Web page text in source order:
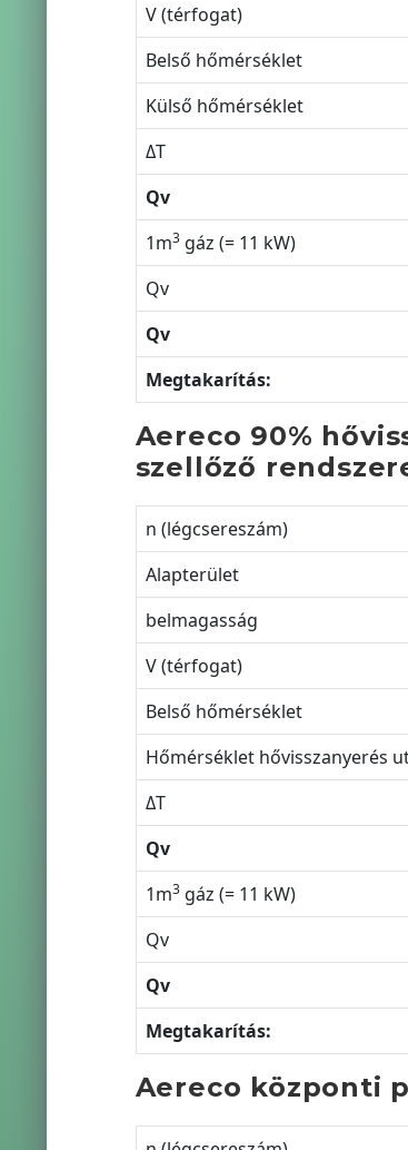
V (térfogat)
Belső hőmérséklet
Külső hőmérséklet
ΔT
Qv
1m3gáz (= 11 kW)
Qv
Qv
Megtakarítás:
Aereco 90%
szellőző
n (légcsereszám)
Alapterület
belmagasság
V (térfogat)
Belső hőmérséklet
Hőmérséklet hővisszanyerés
ΔT
Qv
1m3gáz (= 11 kW)
Qv
Qv
Megtakarítás:
Aereco központi